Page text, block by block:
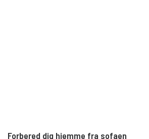
Forbered dig hjemme fra sofaen